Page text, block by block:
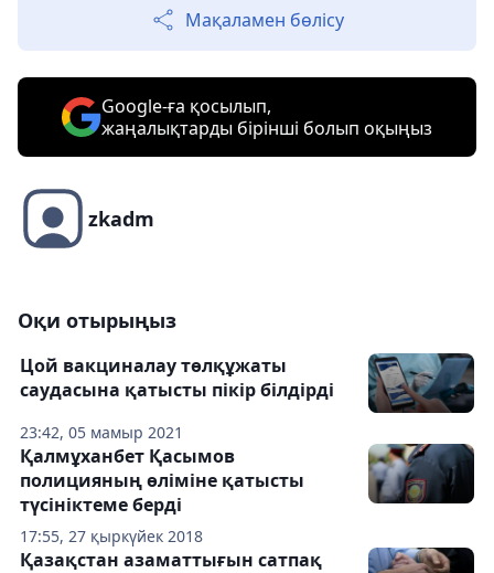
Мақаламен бөлісу
Google-ға қосылып,
жаңалықтарды бірінші болып оқыңыз
zkadm
Оқи отырыңыз
23:42, 05 мамыр 2021
Цой вакциналау төлқұжаты
саудасына қатысты пікір білдірді
17:55, 27 қыркүйек 2018
Қалмұханбет Қасымов
полицияның өліміне қатысты
түсініктеме берді
Қазақстан азаматтығын сатпақ